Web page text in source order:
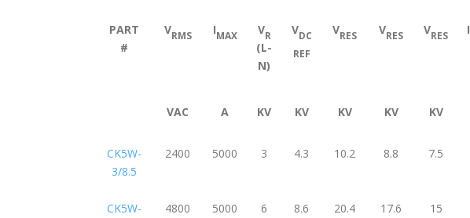
PART
#
VRMS IMAX VR
(L-
N)
VDC
REF
VRES VRES VRES I
VAC A KV KV KV KV KV
CK5W-
3/8.5
2400 5000 3 4.3 10.2 8.8 7.5
CK5W-
4800 5000 6 8.6 20.4 17.6 15